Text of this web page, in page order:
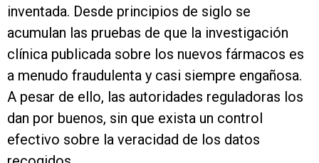
inventada. Desde principios de siglo se
acumulan las pruebas de que la investigación
clínica publicada sobre los nuevos fármacos es
a menudo fraudulenta y casi siempre engañosa.
A pesar de ello, las autoridades reguladoras los
dan por buenos, sin que exista un control
efectivo sobre la veracidad de los datos